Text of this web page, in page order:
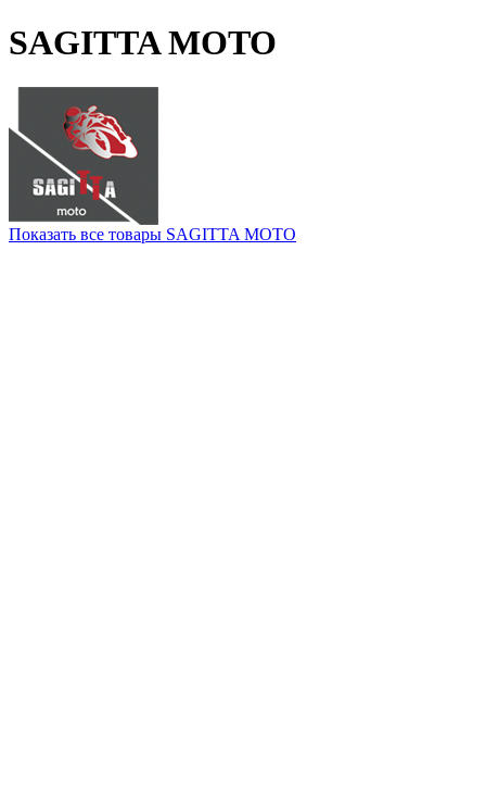
SAGITTA MOTO
Показать все товары SAGITTA MOTO